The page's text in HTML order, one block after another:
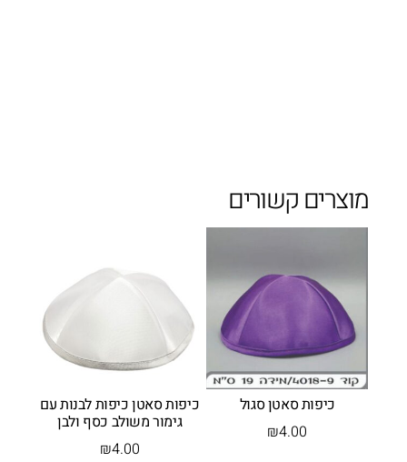
מוצרים קשורים
כיפות סאטן סגול
₪4.00
כיפות סאטן כיפות לבנות עם
גימור משולב כסף ולבן
₪4.00